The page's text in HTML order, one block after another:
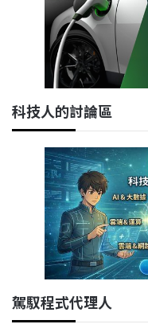
科技人的討論區
駕馭程式代理人